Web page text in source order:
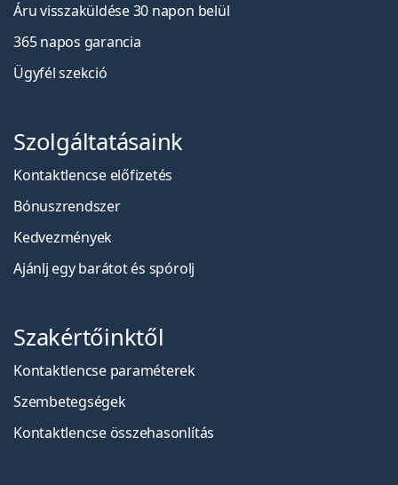
Áru visszaküldése 30 napon belül
365 napos garancia
Ügyfél szekció
Szolgáltatásaink
Kontaktlencse előfizetés
Bónuszrendszer
Kedvezmények
Ajánlj egy barátot és spórolj
Szakértőinktől
Kontaktlencse paraméterek
Szembetegségek
Kontaktlencse összehasonlítás